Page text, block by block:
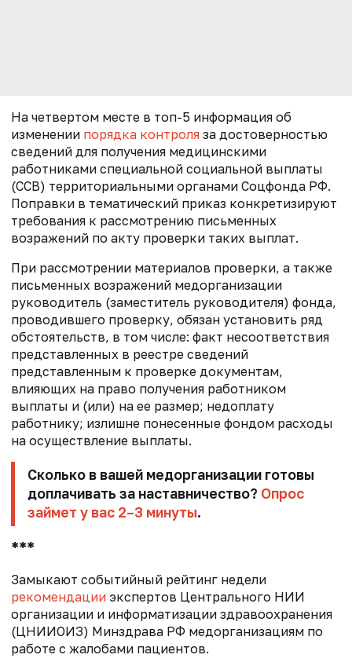
На четвертом месте в топ-5 информация об
изменении порядка контроля за достоверностью
сведений для получения медицинскими
работниками специальной социальной выплаты
(ССВ) территориальными органами Соцфонда РФ.
Поправки в тематический приказ конкретизируют
требования к рассмотрению письменных
возражений по акту проверки таких выплат.
При рассмотрении материалов проверки, а также
письменных возражений медорганизации
руководитель (заместитель руководителя) фонда,
проводившего проверку, обязан установить ряд
обстоятельств, в том числе: факт несоответствия
представленных в реестре сведений
представленным к проверке документам,
влияющих на право получения работником
выплаты и (или) на ее размер; недоплату
работнику; излишне понесенные фондом расходы
на осуществление выплаты.
Сколько в вашей медорганизации готовы
доплачивать за наставничество? Опрос
займет у вас 2–3 минуты.
***
Замыкают событийный рейтинг недели
рекомендации экспертов Центрального НИИ
организации и информатизации здравоохранения
(ЦНИИОИЗ) Минздрава РФ медорганизациям по
работе с жалобами пациентов.